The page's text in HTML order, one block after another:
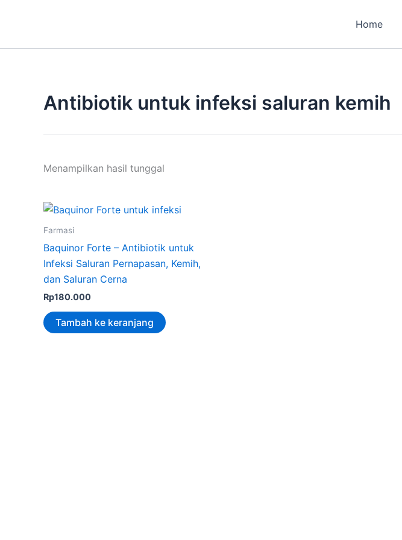
Home
Antibiotik untuk infeksi saluran kemih
Menampilkan hasil tunggal
Farmasi
Baquinor Forte – Antibiotik untuk
Infeksi Saluran Pernapasan, Kemih,
dan Saluran Cerna
Rp180.000
Tambah ke keranjang